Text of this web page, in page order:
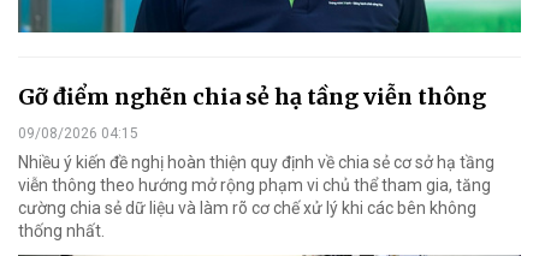
Gỡ điểm nghẽn chia sẻ hạ tầng viễn thông
09/08/2026 04:15
Nhiều ý kiến đề nghị hoàn thiện quy định về chia sẻ cơ sở hạ tầng
viễn thông theo hướng mở rộng phạm vi chủ thể tham gia, tăng
cường chia sẻ dữ liệu và làm rõ cơ chế xử lý khi các bên không
thống nhất.